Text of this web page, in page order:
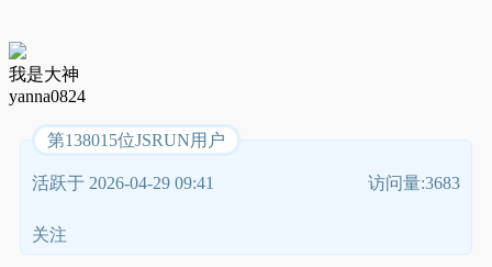
我是大神
yanna0824
第138015位JSRUN用户
活跃于 2026-04-29 09:41 访问量:3683
关注